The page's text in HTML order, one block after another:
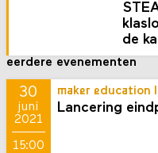
de
eerdere evenementen
30
juni
2021
15:00
maker education
Lancering